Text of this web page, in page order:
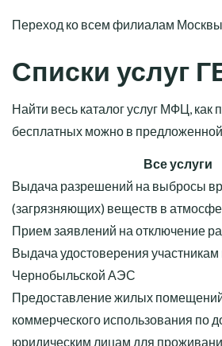
Переход ко всем филиалам Москвы
Списки услуг
Найти весь каталог услуг МФЦ, как
бесплатных можно в
Все услуги
Выдача разрешений на выбросы
(загрязняющих) веществ в
Прием заявлений на отключение
Выдача удостоверения
Чернобыльской АЭС
Предоставление жилых
коммерческого использования по
юридическим лицам для